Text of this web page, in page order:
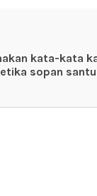
kata-kata
sopan